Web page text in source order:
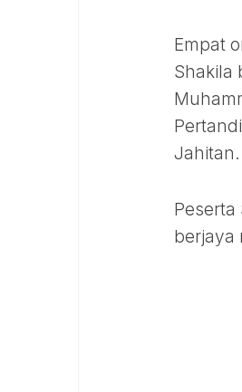
Empat
Shakila
Jahitan.
Peserta
berjaya